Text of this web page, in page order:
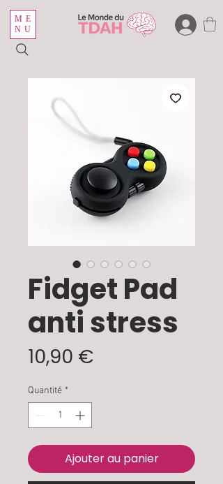
ME
NU
Fidget Pad
anti stress
10,90 €
Quantité *
Ajouter au panier